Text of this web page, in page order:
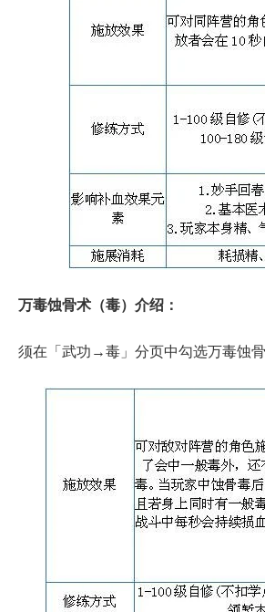
万毒蚀骨术（毒）介绍：
须在「武功→毒」分页中勾选万毒蚀骨